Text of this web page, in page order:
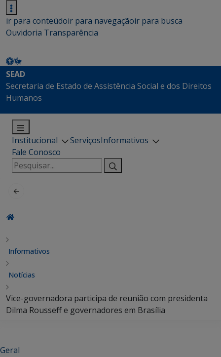
ir para conteúdoir para navegaçãoir para busca
Ouvidoria Transparência
SEAD
Secretaria de Estado de Assistência Social e dos Direitos
Humanos
Institucional ServiçosInformativos
Fale Conosco
Pesquisar
por:
Informativos
Notícias
Vice-governadora participa de reunião com presidenta
Dilma Rousseff e governadores em Brasília
Geral